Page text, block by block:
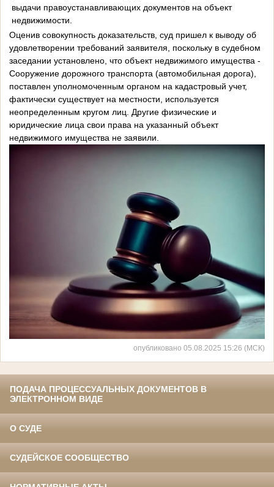
выдачи правоустанавливающих документов на объект
недвижимости.
Оценив совокупность доказательств, суд пришел к выводу об
удовлетворении требований заявителя, поскольку в судебном
заседании установлено, что объект недвижимого имущества -
Сооружение дорожного транспорта (автомобильная дорога),
поставлен уполномоченным органом на кадастровый учет,
фактически существует на местности, используется
неопределенным кругом лиц. Другие физические и
юридические лица свои права на указанный объект
недвижимого имущества не заявили.
опубликовано 05.08.2025 15:26 (МСК)
ПОДАЧА ПРОЦЕССУАЛЬНЫХ ДОКУМЕНТОВ В
ЭЛЕКТРОННОМ ВИДЕ
О СУДЕ
СУДЕЙСКОЕ СООБЩЕСТВО